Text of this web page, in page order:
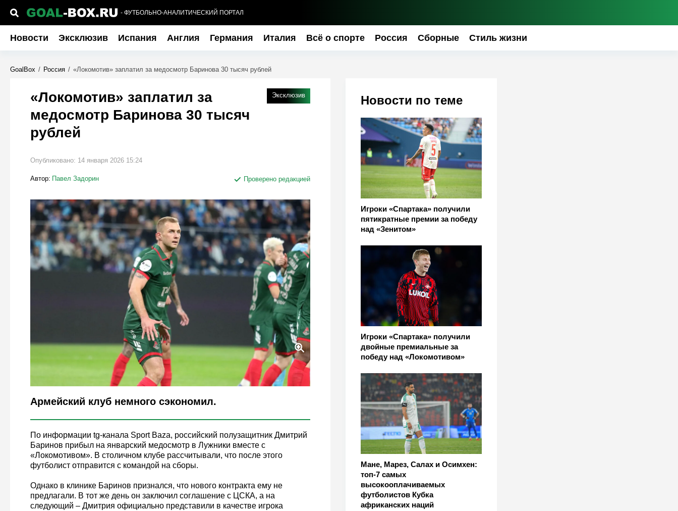
- ФУТБОЛЬНО-АНАЛИТИЧЕСКИЙ ПОРТАЛ
Новости Эксклюзив Испания Англия Германия Италия Всё о спорте Россия Сборные Стиль жизни
GoalBox / Россия / «Локомотив» заплатил за медосмотр Баринова 30 тысяч рублей
Новости по теме
Игроки «Спартака» получили
пятикратные премии за победу
над «Зенитом»
Игроки «Спартака» получили
двойные премиальные за
победу над «Локомотивом»
Мане, Марез, Салах и Осимхен:
топ-7 самых
высокооплачиваемых
футболистов Кубка
африканских наций
Эксклюзив
«Локомотив» заплатил за
медосмотр Баринова 30 тысяч
рублей
Опубликовано: 14 января 2026 15:24
Автор: Павел Задорин Проверено редакцией
Legion-Media
Армейский клуб немного сэкономил.
По информации tg-канала Sport Baza, российский полузащитник Дмитрий
Баринов прибыл на январский медосмотр в Лужники вместе с
«Локомотивом». В столичном клубе рассчитывали, что после этого
футболист отправится с командой на сборы.
Однако в клинике Баринов признался, что нового контракта ему не
предлагали. В тот же день он заключил соглашение с ЦСКА, а на
следующий – Дмитрия официально представили в качестве игрока